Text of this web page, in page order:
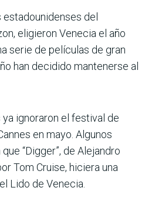
del
eligieron Venecia el año
serie de películas de gran
han decidido mantenerse al
ignoraron el festival de
en mayo. Algunos
“Digger”, de Alejandro
Tom Cruise, hiciera una
Lido de Venecia.